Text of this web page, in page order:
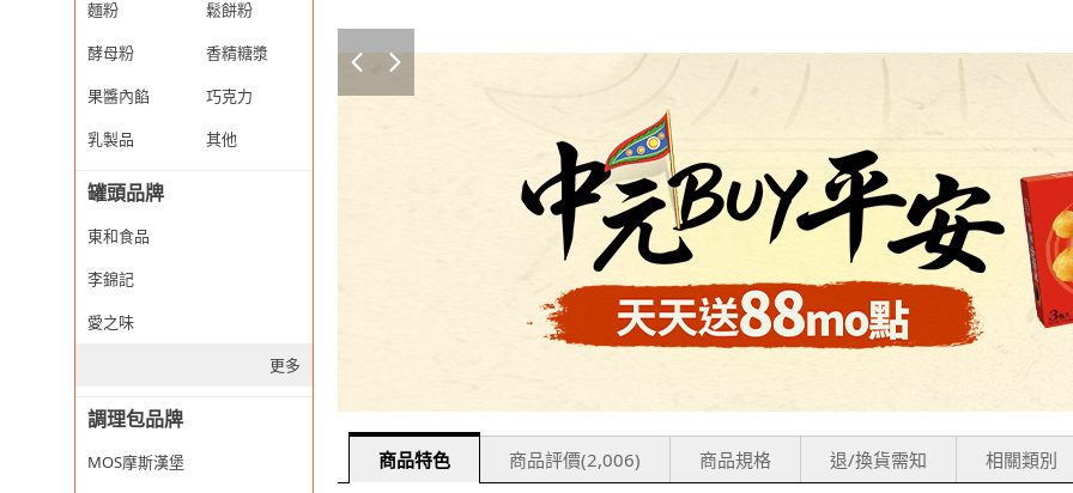
麵粉
鬆餅粉
酵母粉
香精糖漿
果醬內餡
巧克力
乳製品
其他
罐頭品牌
東和食品
李錦記
愛之味
更多
調理包品牌
MOS摩斯漢堡
商品特色 商品評價(2,006) 商品規格 退/換貨需知 相關類別